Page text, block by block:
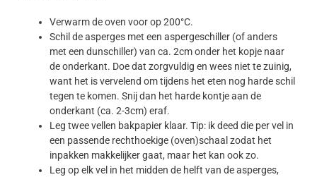
Verwarm de oven voor op 200°C.
Schil de asperges met een aspergeschiller (of anders
met een dunschiller) van ca. 2cm onder het kopje naar
de onderkant. Doe dat zorgvuldig en wees niet te zuinig,
want het is vervelend om tijdens het eten nog harde schil
tegen te komen. Snij dan het harde kontje aan de
onderkant (ca. 2-3cm) eraf.
Leg twee vellen bakpapier klaar. Tip: ik deed die per vel in
een passende rechthoekige (oven)schaal zodat het
inpakken makkelijker gaat, maar het kan ook zo.
Leg op elk vel in het midden de helft van de asperges,